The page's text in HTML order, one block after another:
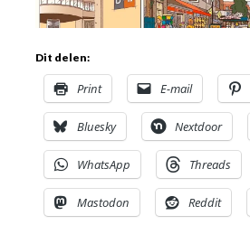
Dit delen:
Print E-mail
Bluesky Nextdoor
WhatsApp Threads
Mastodon Reddit